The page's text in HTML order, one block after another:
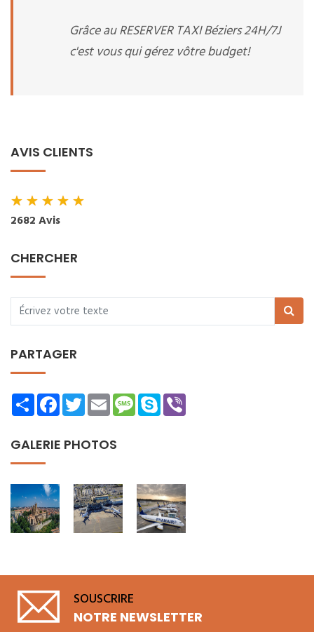
Grâce au RESERVER TAXI Béziers 24H/7J
c'est vous qui gérez vôtre budget!
AVIS CLIENTS
★★★★★
2682 Avis
CHERCHER
PARTAGER
ShareFacebookTwitterEmailMessage
Skype
GALERIE PHOTOS
SOUSCRIRE
NOTRE NEWSLETTER